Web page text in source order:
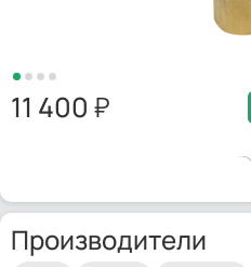
11 400
Производители